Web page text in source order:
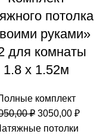
потолка
руками»
для комнаты
1.8 х 1.52м
комплект
₽
цена
3050,00 ₽
потолки